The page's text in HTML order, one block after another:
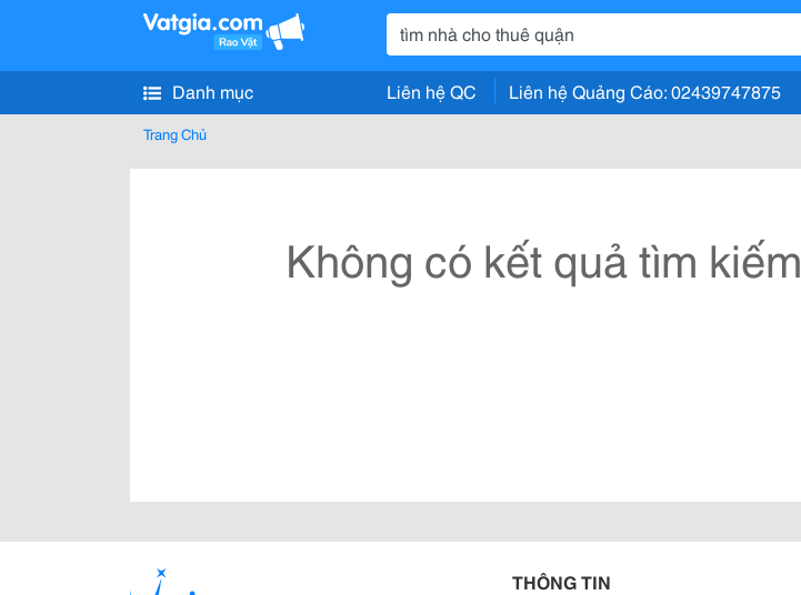
Danh mục Liên hệ QC Liên hệ Quảng Cáo: 02439747875
Trang Chủ
Không có kết quả tìm kiếm
THÔNG TIN